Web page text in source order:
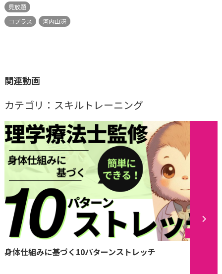
見放題
コプラス
河内山冴
関連動画
カテゴリ：スキルトレーニング
身体仕組みに基づく10パターンストレッチ